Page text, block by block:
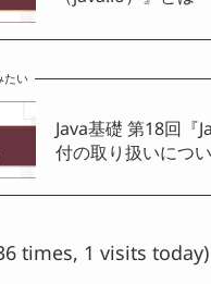
たい
Java基礎 第18回『
付の取り扱いについ
times, 1 visits today)